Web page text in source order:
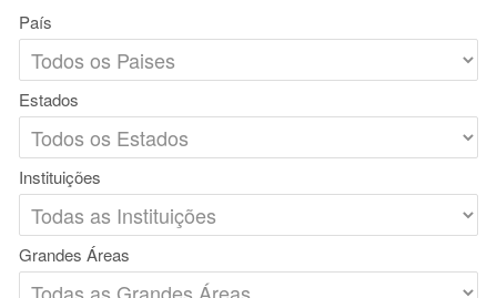
País
Estados
Instituições
Grandes Áreas